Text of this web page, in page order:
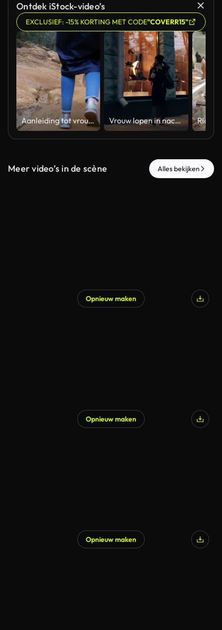
Ontdek iStock-video’s
EXCLUSIEF: -15% KORTING MET CODE"COVERR15"
Aanleiding tot vrouwelijke toerist in regenjas op stone mountain trail te lopen. Voeten van vrouw wandelen door een smalle ravijn. Benen van het meisje in sneakers gaan op de rotsachtige weg. Lage hoek van weergave close-up Vrouw lopen in nacht stad straat in de buurt van winkels
Meer video’s in de scène Alles bekijken
Opnieuw maken
Opnieuw maken
Opnieuw maken